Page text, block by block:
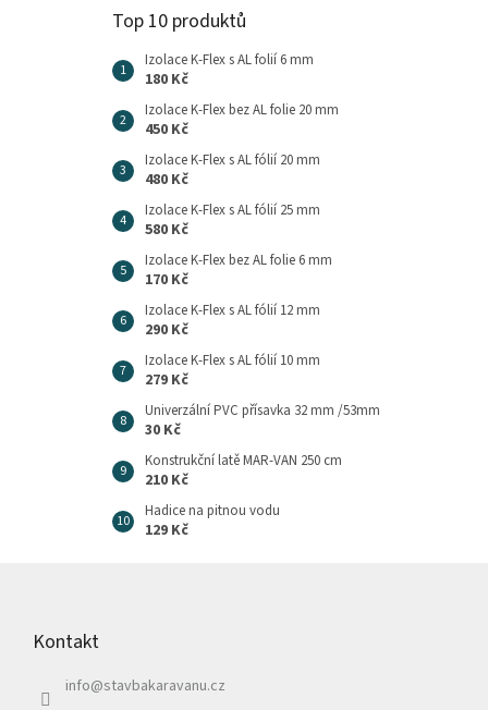
Top 10 produktů
Izolace K-Flex s AL folií 6 mm
180 Kč
Izolace K-Flex bez AL folie 20 mm
450 Kč
Izolace K-Flex s AL fólií 20 mm
480 Kč
Izolace K-Flex s AL fólií 25 mm
580 Kč
Izolace K-Flex bez AL folie 6 mm
170 Kč
Izolace K-Flex s AL fólií 12 mm
290 Kč
Izolace K-Flex s AL fólií 10 mm
279 Kč
Univerzální PVC přísavka 32 mm /53mm
30 Kč
Konstrukční latě MAR-VAN 250 cm
210 Kč
Hadice na pitnou vodu
129 Kč
Kontakt
info@stavbakaravanu.cz